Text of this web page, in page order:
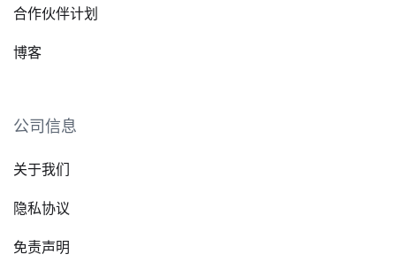
合作伙伴计划
博客
公司信息
关于我们
隐私协议
免责声明